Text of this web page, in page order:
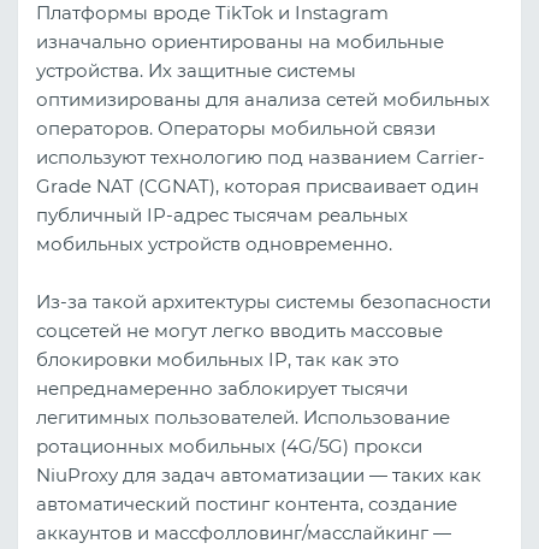
Платформы вроде TikTok и Instagram
изначально ориентированы на мобильные
устройства. Их защитные системы
оптимизированы для анализа сетей мобильных
операторов. Операторы мобильной связи
используют технологию под названием Carrier-
Grade NAT (CGNAT), которая присваивает один
публичный IP-адрес тысячам реальных
мобильных устройств одновременно.
Из-за такой архитектуры системы безопасности
соцсетей не могут легко вводить массовые
блокировки мобильных IP, так как это
непреднамеренно заблокирует тысячи
легитимных пользователей. Использование
ротационных мобильных (4G/5G) прокси
NiuProxy для задач автоматизации — таких как
автоматический постинг контента, создание
аккаунтов и массфолловинг/масслайкинг —